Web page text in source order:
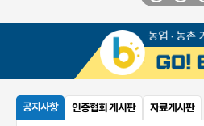
공지사항 인증협회 게시판 자료게시판